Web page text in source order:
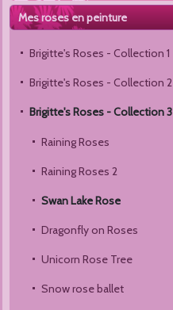
Mes roses en peinture
Brigitte's Roses - Collection 1
Brigitte's Roses - Collection 2
Brigitte's Roses - Collection 3
Raining Roses
Raining Roses 2
Swan Lake Rose
Dragonfly on Roses
Unicorn Rose Tree
Snow rose ballet